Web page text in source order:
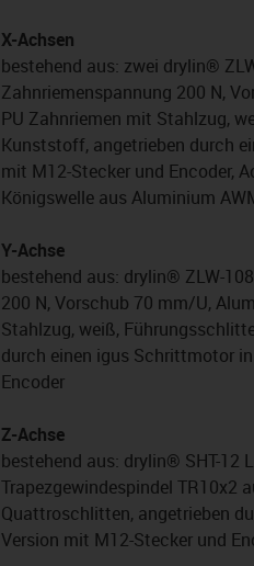
X-Achsen
bestehend aus: zwei drylin®
Zahnriemenspannung 200 N,
PU Zahnriemen mit Stahlzug,
Kunststoff, angetrieben durch
mit M12-Stecker und Encoder,
Königswelle aus Aluminium
Y-Achse
bestehend aus: drylin® ZLW-
200 N, Vorschub 70 mm/U,
Stahlzug, weiß,
durch einen igus Schrittmotor
Encoder
Z-Achse
bestehend aus: drylin® SHT-12
Trapezgewindespindel TR10x2
Quattroschlitten, angetrieben
Version mit M12-Stecker und